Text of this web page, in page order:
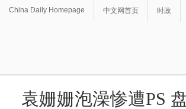
China Daily Homepage 中文网首页 时政
袁姗姗泡澡惨遭PS